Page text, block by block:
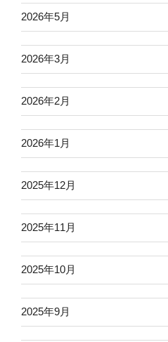
2026年5月
2026年3月
2026年2月
2026年1月
2025年12月
2025年11月
2025年10月
2025年9月